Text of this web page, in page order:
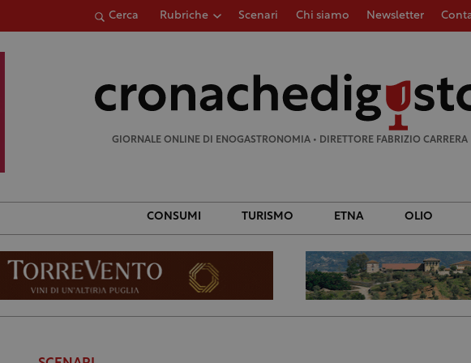
Cerca Rubriche Scenari Chi siamo Newsletter
GIORNALE ONLINE DI ENOGASTRONOMIA • DIRETTORE FABRIZIO CARRERA
CONSUMI TURISMO ETNA OLIO